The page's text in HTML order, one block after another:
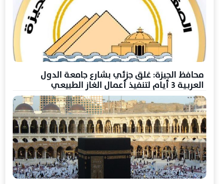
محافظ الجيزة: غلق جزئي بشارع جامعة الدول
العربية 3 أيام لتنفيذ أعمال الغاز الطبيعي